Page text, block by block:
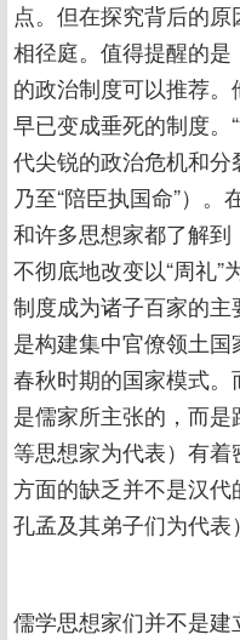
点。但在探究背后的
相径庭。值得提醒的
的政治制度可以推荐
早已变成垂死的制度。
代尖锐的政治危机和分
乃至“陪臣执国命”）
和许多思想家都了解
不彻底地改变以“周礼
制度成为诸子百家的
是构建集中官僚领土
春秋时期的国家模式
是儒家所主张的，而是
等思想家为代表）有
方面的缺乏并不是汉
孔孟及其弟子们为代
儒学思想家们并不是